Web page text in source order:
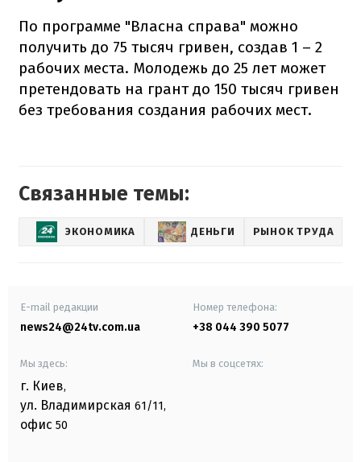
По программе "Власна справа" можно
получить до 75 тысяч гривен, создав 1 – 2
рабочих места. Молодежь до 25 лет может
претендовать на грант до 150 тысяч гривен
без требования создания рабочих мест.
Связанные темы:
ЭКОНОМИКА ДЕНЬГИ РЫНОК ТРУДА
E-mail редакции
news24@24tv.com.ua
Номер телефона:
+38 044 390 5077
Мы здесь:
г. Киев,
ул. Владимирская 61/11,
офис 50
Мы в соцсетях: